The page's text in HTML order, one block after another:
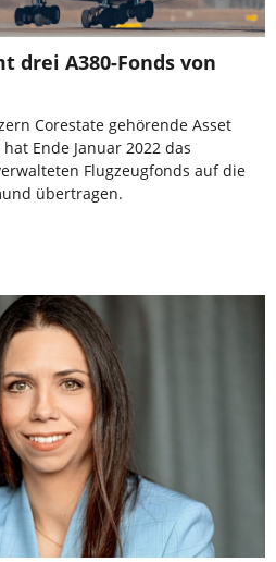
drei A380-Fonds von
Corestate gehörende Asset
Ende Januar 2022 das
Flugzeugfonds auf die
übertragen.